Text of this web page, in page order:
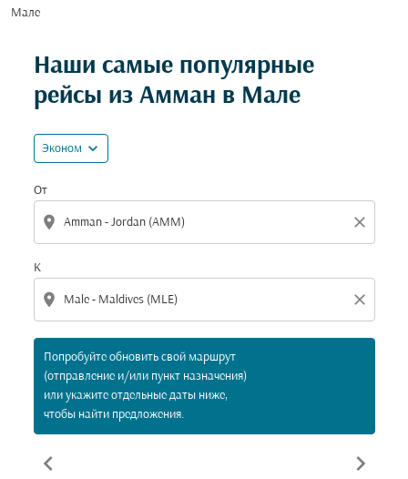
Мале
Наши самые популярные
рейсы из Амман в Мале
Эконом expand_more
От
location_on close
К
location_on close
Попробуйте обновить свой маршрут
(отправление и/или пункт назначения)
или укажите отдельные даты ниже,
чтобы найти предложения.
Попробуйте обновить свой маршрут
chevron_left chevron_right